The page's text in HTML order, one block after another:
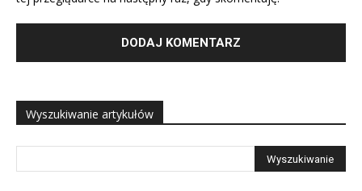
Wyszukiwanie artykułów